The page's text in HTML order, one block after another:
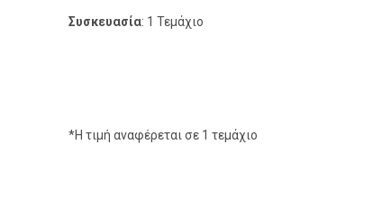
Συσκευασία: 1 Τεμάχιο
*Η τιμή αναφέρεται σε 1 τεμάχιο